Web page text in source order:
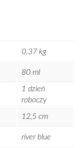
0.37 kg
80 ml
1 dzień
roboczy
12,5 cm
river blue